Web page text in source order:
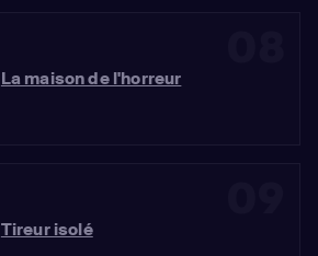
La maison de l'horreur
Tireur isolé